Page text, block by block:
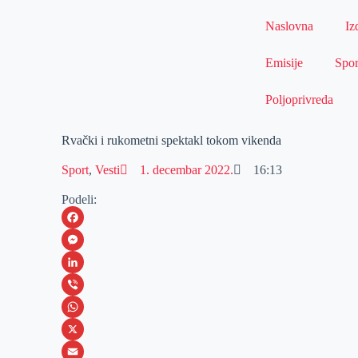
Naslovna
Emisije
Poljoprivreda
Rvački i rukometni spektakl tokom vikenda
Sport,Vesti 1. decembar 2022. 16:13
Podeli:
F
a
c
e
b
o
M
e
s
s
e
L
i
n
k
V
i
b
W
h
X